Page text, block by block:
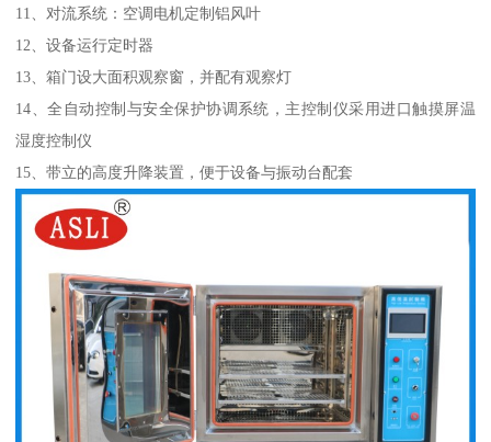
11、对流系统：空调电机定制铝风叶
12、设备运行定时器
13、箱门设大面积观察窗，并配有观察灯
14、全自动控制与安全保护协调系统，主控制仪采用进口触摸屏温
湿度控制仪
15、带立的高度升降装置，便于设备与振动台配套